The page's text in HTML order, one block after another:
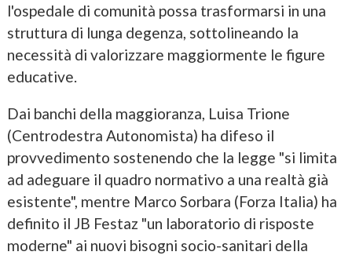
l'ospedale di comunità possa trasformarsi in una
struttura di lunga degenza, sottolineando la
necessità di valorizzare maggiormente le figure
educative.
Dai banchi della maggioranza, Luisa Trione
(Centrodestra Autonomista) ha difeso il
provvedimento sostenendo che la legge "si limita
ad adeguare il quadro normativo a una realtà già
esistente", mentre Marco Sorbara (Forza Italia) ha
definito il JB Festaz "un laboratorio di risposte
moderne" ai nuovi bisogni socio-sanitari della